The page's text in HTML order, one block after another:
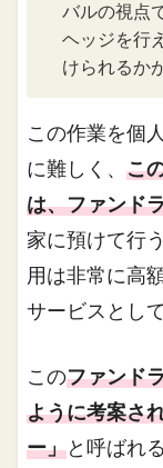
バルの視点
ヘッジを行
けられるか
この作業を個
に難しく、こ
は、ファンド
家に預けて行
用は非常に高
サービスとし
このファンド
ように考案さ
ー」と呼ばれ